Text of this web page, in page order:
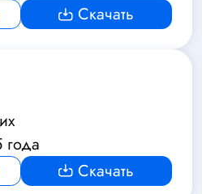
Скачать
года
Скачать